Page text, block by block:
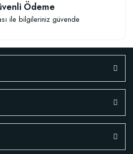
Ödeme
ile bilgileriniz güvende